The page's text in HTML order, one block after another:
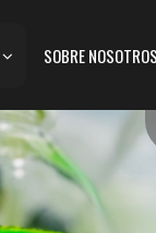
SOBRE NOSOTROS